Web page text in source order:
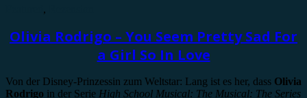
,
Olivia Rodrigo – You Seem Pretty Sad For
a Girl So In Love
Von der Disney-Prinzessin zum Weltstar: Lang ist es her, dass Olivia
Rodrigo in der Serie High School Musical: The Musical: The Series